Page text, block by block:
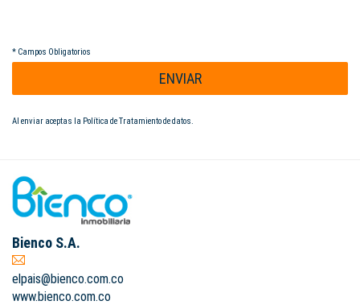
* Campos Obligatorios
ENVIAR
Al enviar aceptas la Política de Tratamiento de datos.
Bienco S.A.
elpais@bienco.com.co
www.bienco.com.co